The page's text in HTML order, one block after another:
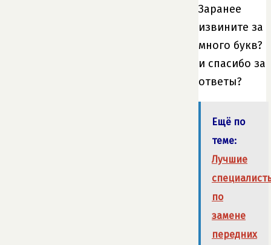
Заранее
извините за
много букв?
и спасибо за
ответы?
Ещё по
теме:
Лучшие
по
замене
передних